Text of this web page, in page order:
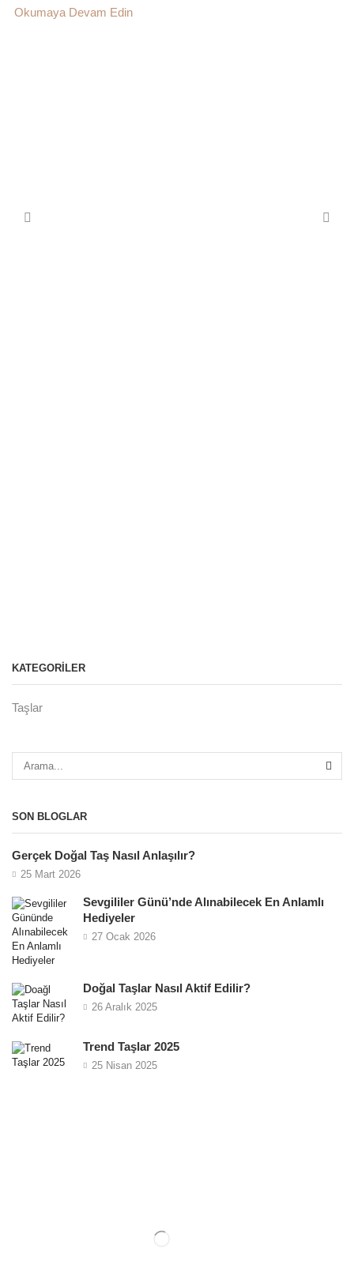
Okumaya Devam Edin
KATEGORILER
Taşlar
SON BLOGLAR
Gerçek Doğal Taş Nasıl Anlaşılır?
25 Mart 2026
Sevgililer Günü’nde Alınabilecek En Anlamlı
Hediyeler
27 Ocak 2026
Doğal Taşlar Nasıl Aktif Edilir?
26 Aralık 2025
Trend Taşlar 2025
25 Nisan 2025